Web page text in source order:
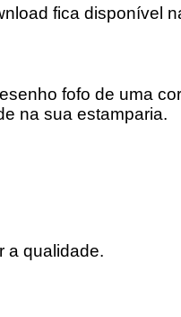
fica disponível
fofo de uma
na sua estamparia.
a qualidade.